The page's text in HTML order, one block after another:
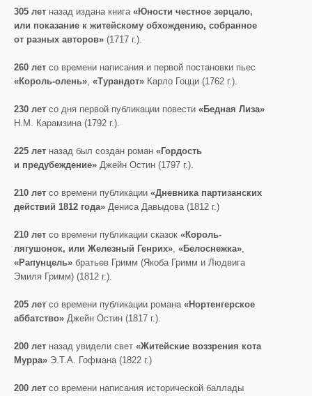
305 лет назад издана книга «Юности честное зерцало,
или показание к житейскому обхождению, собранное
от разных авторов» (1717 г.).
260 лет со времени написания и первой постановки пьес
«Король-олень», «Турандот» Карло Гоцци (1762 г.).
230 лет со дня первой публикации повести «Бедная Лиза»
Н.М. Карамзина (1792 г.).
225 лет назад был создан роман «Гордость
и предубеждение» Джейн Остин (1797 г.).
210 лет со времени публикации «Дневника партизанских
действий 1812 года» Дениса Давыдова (1812 г.)
210 лет со времени публикации сказок «Король-
лягушонок, или Железный Генрих», «Белоснежка»,
«Рапунцель» братьев Гримм (Якоба Гримм и Людвига
Эмиля Гримм) (1812 г.).
205 лет со времени публикации романа «Нортенгерское
аббатство» Джейн Остин (1817 г.).
200 лет назад увидели свет «Житейские воззрения кота
Мурра» Э.Т.А. Гофмана (1822 г.)
200 лет со времени написания исторической баллады